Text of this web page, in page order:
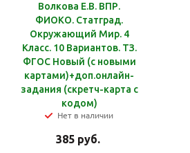
Волкова Е.В. ВПР.
ФИОКО. Статград.
Окружающий Мир. 4
Класс. 10 Вариантов. ТЗ.
ФГОС Новый (с новыми
картами)+доп.онлайн-
задания (скретч-карта с
кодом)
Нет в наличии
385руб.